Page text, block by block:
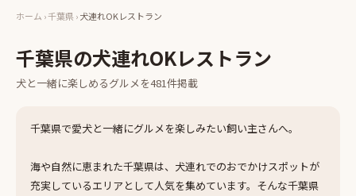
ホーム ›千葉県›犬連れOKレストラン
千葉県の犬連れOKレストラン
犬と一緒に楽しめるグルメ を481件掲載
千葉県で愛犬と一緒にグルメを楽しみたい飼い主さんへ。
海や自然に恵まれた千葉県は、犬連れでのおでかけスポットが
充実しているエリアとして人気を集めています。そんな千葉県